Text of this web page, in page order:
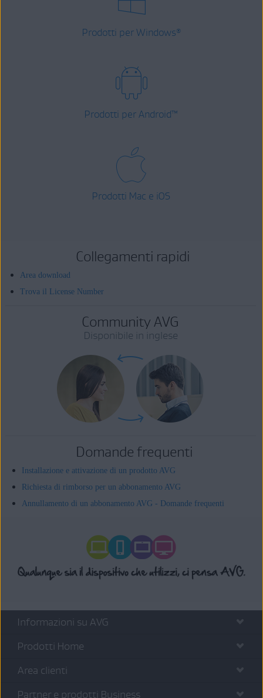
Prodotti per Windows®
Prodotti per Android™
Prodotti Mac e iOS
Collegamenti rapidi
Area download
Trova il License Number
Community AVG
Disponibile in inglese
Domande frequenti
Installazione e attivazione di un prodotto AVG
Richiesta di rimborso per un abbonamento AVG
Annullamento di un abbonamento AVG - Domande frequenti
Informazioni su AVG
Prodotti Home
Area clienti
Partner e prodotti Business